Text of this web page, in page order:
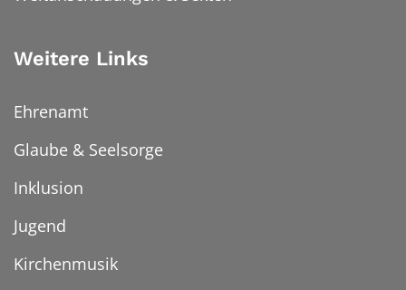
Weitere Links
Ehrenamt
Glaube & Seelsorge
Inklusion
Jugend
Kirchenmusik